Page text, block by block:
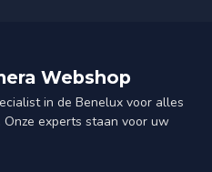
Webshop
in de Benelux voor alles
experts staan voor uw